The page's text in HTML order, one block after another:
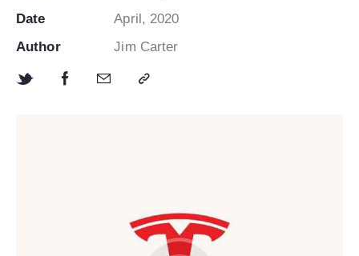
Date
April, 2020
Author
Jim Carter